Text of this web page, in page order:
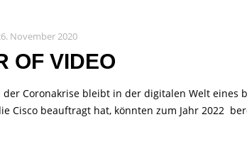
November 2020
OF VIDEO
Coronakrise bleibt in der digitalen Welt
Cisco beauftragt hat, könnten zum Jahr 2022